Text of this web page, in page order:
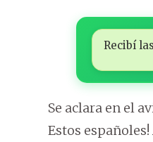
Recibí
Se aclara en el
Estos